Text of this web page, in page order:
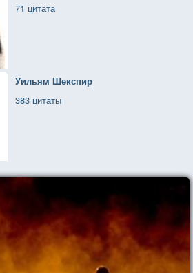
71 цитата
Уильям Шекспир
383 цитаты